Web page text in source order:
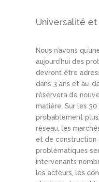
Universalité
Nous n’avons
aujourd’hui des
devront être
dans 3 ans et au-
réservera de
matière. Sur les 30
probablement
réseau, les
et de construction
problématiques
intervenants
les acteurs, les